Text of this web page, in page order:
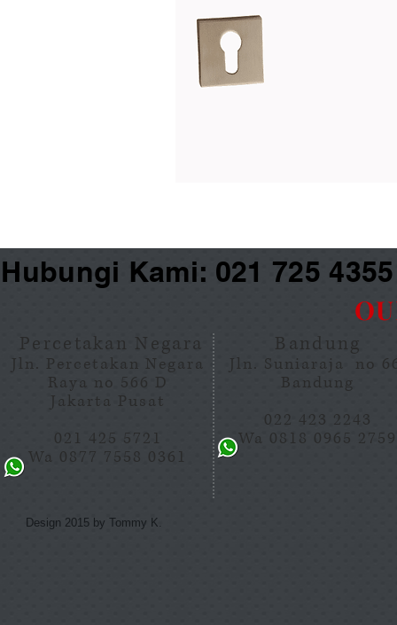
Kami: 021 725
Percetakan Negara
Jln. Percetakan Negara
Raya no 566 D
Jakarta Pusat
021 425 5721
Wa 0877 7558 0361
Bandung
Jln. Suniaraja no
Bandung
022 423 2243
Wa 0818 0965 2759
Design 2015 by Tommy K.